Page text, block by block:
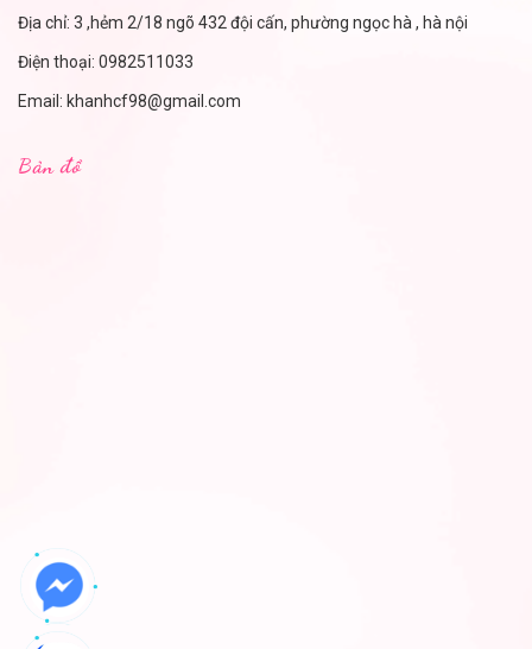
Địa chỉ: 3 ,hẻm 2/18 ngõ 432 đội cấn, phường ngọc hà , hà nội
Điện thoại: 0982511033
Email: khanhcf98@gmail.com
Bản đồ